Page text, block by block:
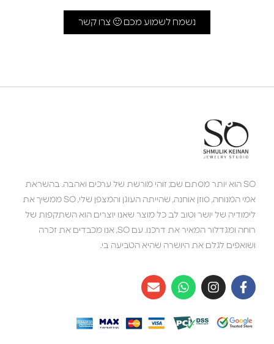
נשמח לשמוע מכם 🙂 צרו קשר
SO הוא יותר מסתם שם; זוהי מורשת של ערכים ואהבה. בהשראת
אמי המנוחה, סוזן אוחנה, שהייתה העוגן והמצפן שלי, SO ממשיך את
לימודיה של יושר וטוב לב. כל מוצר שאנו יוצרים הוא השתקפות של
רוחה ומגדלור המאיר את דרכנו. עם SO, אנו מכבדים את זכרה
ושואפים לגלם את היושרה שהיא הטביעה בי.